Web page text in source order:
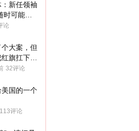
新任领袖
可能离
论
大案，但
旗扛下去
32评论
国的一个
113评论